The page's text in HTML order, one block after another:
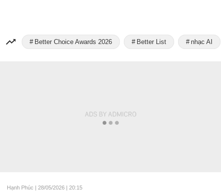
Better Choice Awards 2026 Better List nhạc AI
Hạnh Phúc | 28/05/2026 | 20:15